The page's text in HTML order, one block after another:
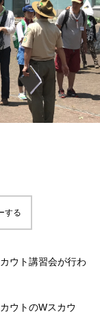
する
ウト講習会が行わ
ウトのWスカウ